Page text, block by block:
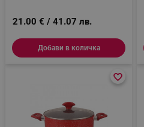
21.00 € / 41.07 лв.
Добави в количка
favorite_border
favorite_border
_sgf_delayed_campaigns